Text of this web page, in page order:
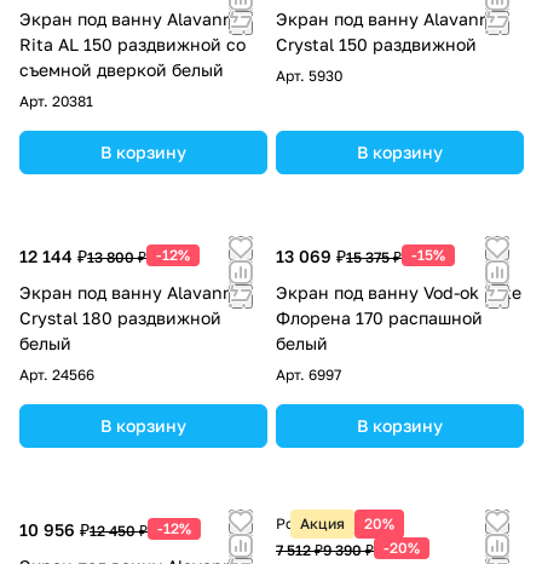
Экран под ванну Alavann
Rita AL 150 раздвижной со
съемной дверкой белый
Арт. 20381
В корзину
Экран под ванну Alavann
Crystal 150 раздвижной
Арт. 5930
В корзину
12 144 ₽13 800 ₽ -12%
Экран под ванну Alavann
Crystal 180 раздвижной
белый
Арт. 24566
В корзину
13 069 ₽15 375 ₽ -15%
Экран под ванну Vod-ok Elite
Флорена 170 распашной
белый
Арт. 6997
В корзину
10 956 ₽12 450 ₽ -12% Акция 20%
Розничная цена
7 512 ₽9 390 ₽ -20%